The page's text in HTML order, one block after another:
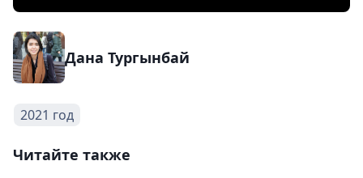
Дана Тургынбай
2021 год
Читайте также